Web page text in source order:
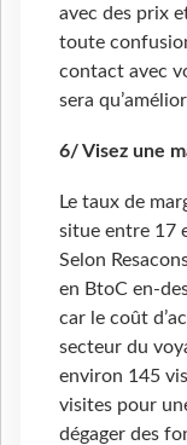
avec des prix
toute
contact avec
sera
6/ Visez une
Le taux de
situe entre 17
Selon
en BtoC en-
car le coût
secteur du
environ 145
visites pour
dégager des